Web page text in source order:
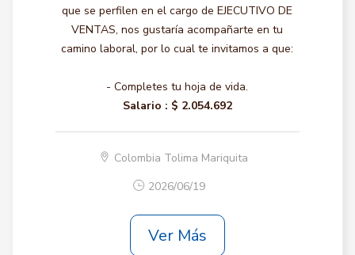
que se perfilen en el cargo de EJECUTIVO DE
VENTAS, nos gustaría acompañarte en tu
camino laboral, por lo cual te invitamos a que:
- Completes tu hoja de vida.
Salario : $ 2.054.692
Colombia Tolima Mariquita
2026/06/19
Ver Más